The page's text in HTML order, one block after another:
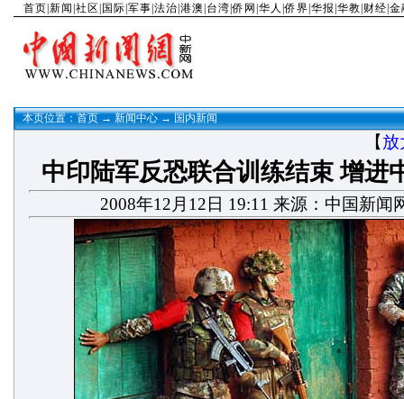
首页 新闻 社区 国际 军事 法治 港澳 台湾 |侨网 华人 |侨界 华报 华教 财经 金
本页位置： 首页 → 新闻中心 → 国内新闻
【放
中印陆军反恐联合训练结束 增进
2008年12月12日 19:11 来源：中国新闻